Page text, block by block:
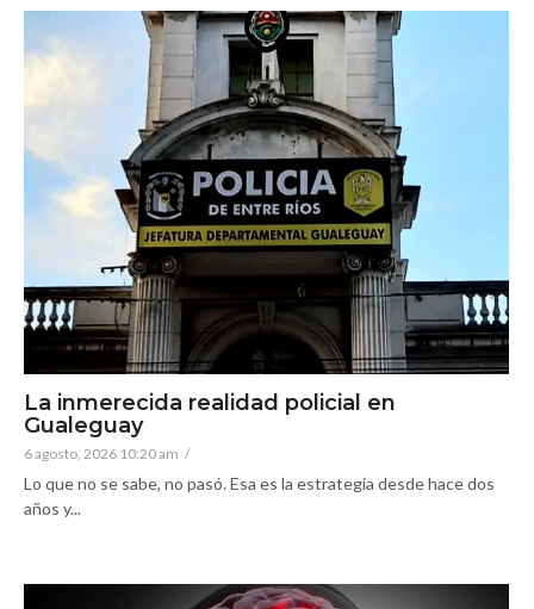
La inmerecida realidad policial en
Gualeguay
6 agosto, 2026 10:20 am /
Lo que no se sabe, no pasó. Esa es la estrategia desde hace dos
años y...